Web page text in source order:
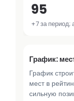
95
+7 за период;
График:
График
мест в
сильную